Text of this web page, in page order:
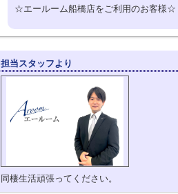
☆エールーム船橋店をご利用のお客様☆
担当スタッフより
同棲生活頑張ってください。